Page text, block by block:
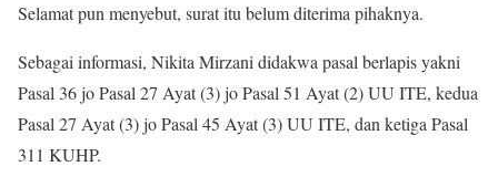
Selamat pun menyebut, surat itu belum diterima pihaknya.
Sebagai informasi, Nikita Mirzani didakwa pasal berlapis yakni
Pasal 36 jo Pasal 27 Ayat (3) jo Pasal 51 Ayat (2) UU ITE, kedua
Pasal 27 Ayat (3) jo Pasal 45 Ayat (3) UU ITE, dan ketiga Pasal
311 KUHP.